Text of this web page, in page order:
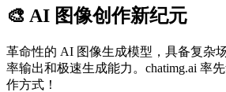
🎨 AI 图像创作新纪元
革命性的 AI 图像生成模型，具备复杂
率输出和极速生成能力。chatimg.ai 率
作方式！